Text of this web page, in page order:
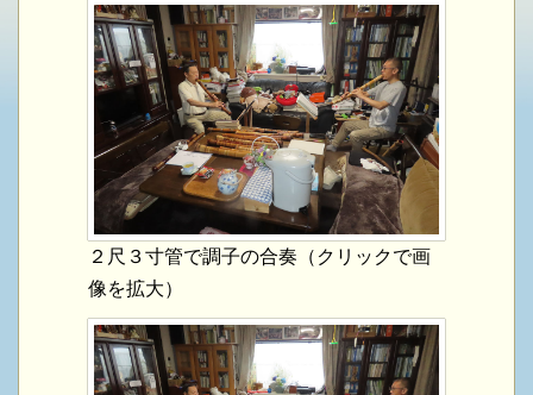
２尺３寸管で調子の合奏（クリックで画
像を拡大）